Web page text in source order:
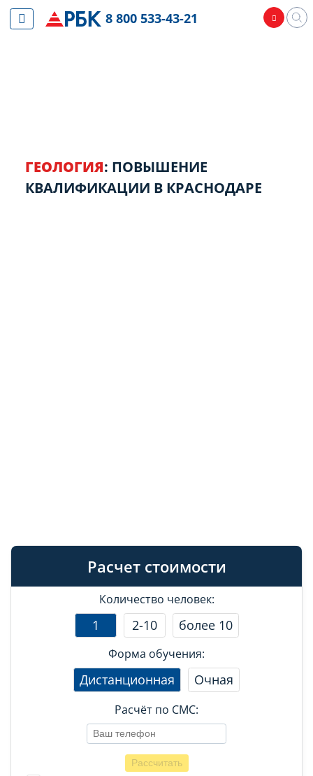
ГЕОЛОГИЯ: ПОВЫШЕНИЕ
КВАЛИФИКАЦИИ В КРАСНОДАРЕ
Расчет стоимости
Количество человек:
1 2-10 более 10
Форма обучения:
Дистанционная Очная
Расчёт по СМС:
8 800 533-43-21